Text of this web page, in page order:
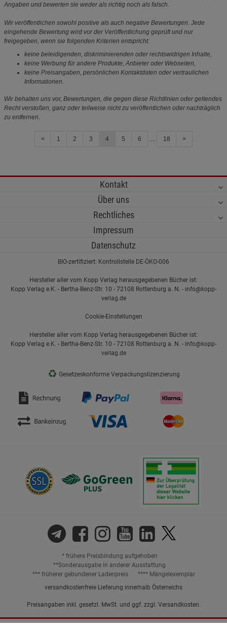
Angaben und bewerten sie weder als richtig noch als falsch.
Wir veröffentlichen sowohl positive als auch negative Bewertungen. Jede
eingehende Bewertung wird vor der Veröffentlichung geprüft und nur
freigegeben, wenn sie folgenden Kriterien entspricht:
keine beleidigenden, diskriminierenden oder rechtswidrigen Inhalte,
keine Werbung für andere Produkte, Anbieter oder Webseiten,
keine Preisangaben, persönlichen Kontaktdaten oder vertraulichen
Informationen.
Wir behalten uns vor, Bewertungen, die gegen diese Richtlinien oder geltendes
Recht verstoßen, ganz oder teilweise nicht zu veröffentlichen oder nachträglich
zu entfernen.
< 1 2 3 4 5 6 .... 18 >
Kontakt
Über uns
Rechtliches
Impressum
Datenschutz
BIO-zertifiziert: Kontrollstelle DE-ÖKO-006
Hersteller aller vom Kopp Verlag herausgegebenen Bücher ist:
Kopp Verlag e.K. - Bertha-Benz-Str. 10 - 72108 Rottenburg a. N. - info@kopp-
verlag.de
Cookie-Einstellungen
Hersteller aller vom Kopp Verlag herausgegebenen Bücher ist:
Kopp Verlag e.K. - Bertha-Benz-Str. 10 - 72108 Rottenburg a. N. - info@kopp-
verlag.de
♻ Gesetzeskonforme Verpackungslizenzierung
* frühere Preisbindung aufgehoben
**Sonderausgabe in anderer Ausstattung
*** früherer gebundener Ladenpreis
**** Mängelexemplar
versandkostenfreie Lieferung innerhalb Österreichs
Preisangaben inkl. gesetzl. MwSt. und ggf. zzgl. Versandkosten.